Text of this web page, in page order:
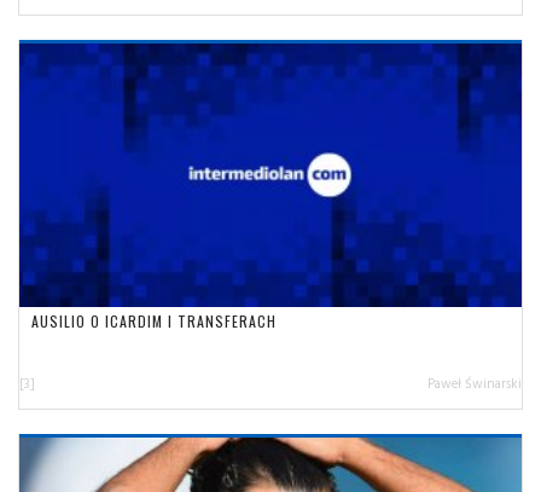
AUSILIO O ICARDIM I TRANSFERACH
[3] Paweł Świnarski